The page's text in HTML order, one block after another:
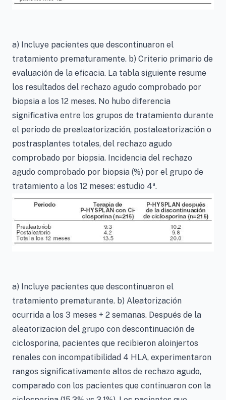
a) Incluye pacientes que descontinuaron el
tratamiento prematuramente. b) Criterio primario de
evaluación de la eficacia. La tabla siguiente resume
los resultados del rechazo agudo comprobado por
biopsia a los 12 meses. No hubo diferencia
significativa entre los grupos de tratamiento durante
el periodo de prealeatorización, postaleatorización o
postrasplantes totales, del rechazo agudo
comprobado por biopsia. Incidencia del rechazo
agudo comprobado por biopsia (%) por el grupo de
tratamiento a los 12 meses: estudio 4ª.
a) Incluye pacientes que descontinuaron el
tratamiento prematurante. b) Aleatorización
ocurrida a los 3 meses + 2 semanas. Después de la
aleatorizacion del grupo con descontinuación de
ciclosporina, pacientes que recibieron aloinjertos
renales con incompatibilidad 4 HLA, experimentaron
rangos significativamente altos de rechazo agudo,
comparado con los pacientes que continuaron con la